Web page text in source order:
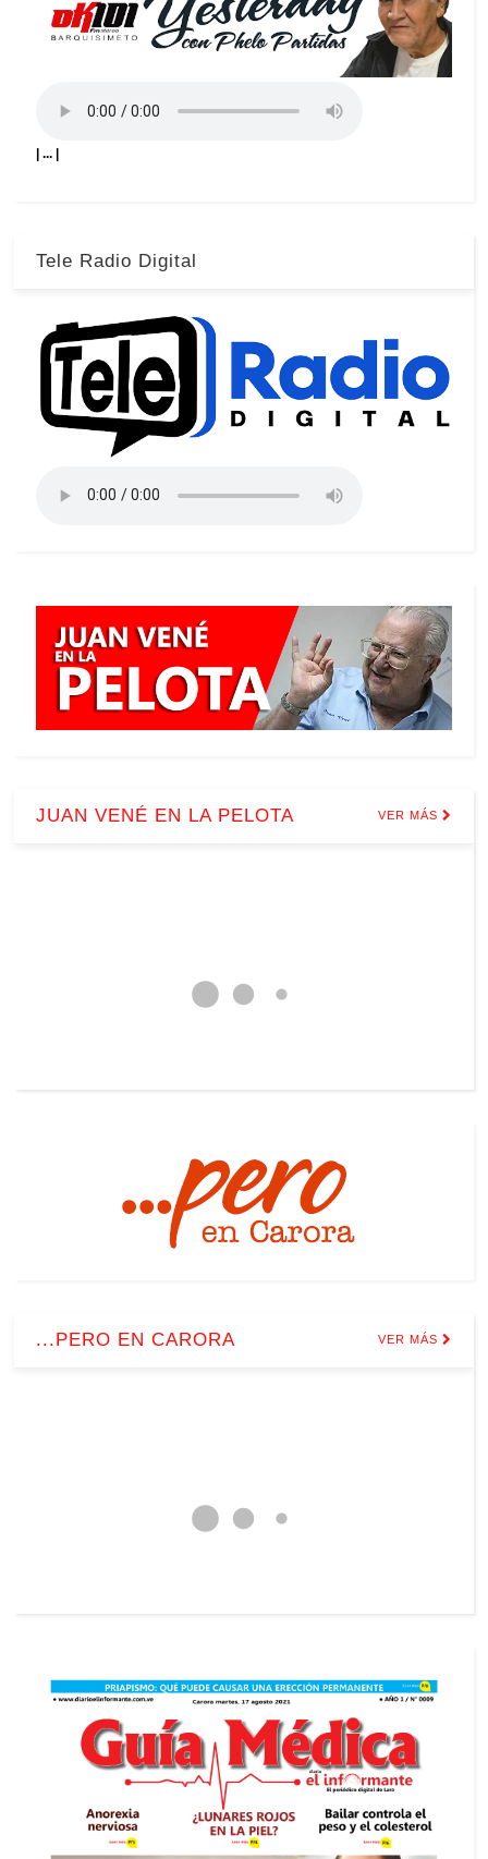
| ... |
Tele Radio Digital
JUAN VENÉ EN LA PELOTA VER MÁS
...PERO EN CARORA VER MÁS